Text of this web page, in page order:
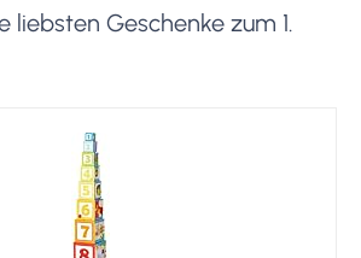
liebsten Geschenke zum 1.